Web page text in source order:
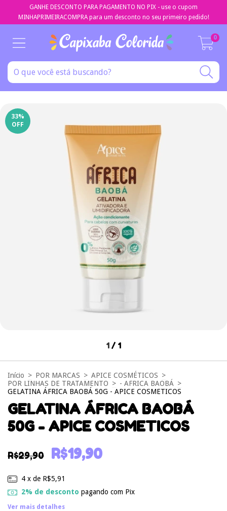
GANHE DESCONTO PARA PAGAMENTO NO PIX - use o cupom
MINHAPRIMEIRACOMPRA para um desconto no seu primeiro pedido!
0
33%
OFF
1 / 1
Início > POR MARCAS > APICE COSMÉTICOS >
POR LINHAS DE TRATAMENTO > - AFRICA BAOBÁ >
GELATINA ÁFRICA BAOBÁ 50G - APICE COSMETICOS
GELATINA ÁFRICA BAOBÁ
50G - APICE COSMETICOS
R$29,90 R$19,90
4 x de R$5,91
2% de desconto pagando com Pix
Ver mais detalhes